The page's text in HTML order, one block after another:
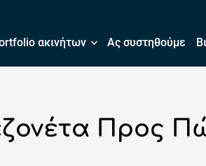
ακινήτων Ας συστηθούμε
Προς